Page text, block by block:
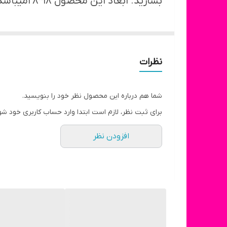
نظرات
شما هم درباره این محصول نظر خود را بنویسید.
برای ثبت نظر، لازم است ابتدا وارد حساب کاربری خود
افزودن نظر